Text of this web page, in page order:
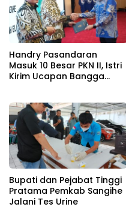
Handry Pasandaran
Masuk 10 Besar PKN II, Istri
Kirim Ucapan Bangga
Bupati dan Pejabat Tinggi
Pratama Pemkab Sangihe
Jalani Tes Urine